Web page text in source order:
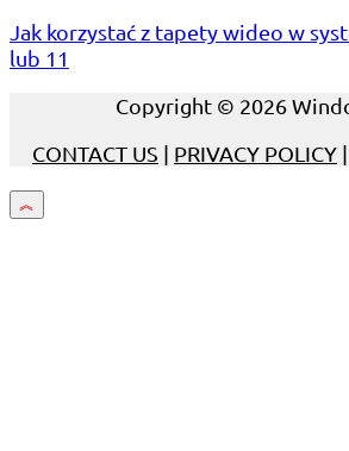
Jak korzystać z tapety wideo w
lub 11
Copyright © 2026
CONTACT US | PRIVACY POLICY |